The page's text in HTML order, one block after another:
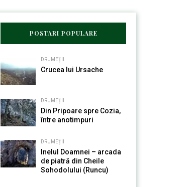
POSTARI POPULARE
DRUMEȚII
Crucea lui Ursache
DRUMEȚII
Din Pripoare spre Cozia,
între anotimpuri
DRUMEȚII
Inelul Doamnei – arcada
de piatră din Cheile
Sohodolului (Runcu)